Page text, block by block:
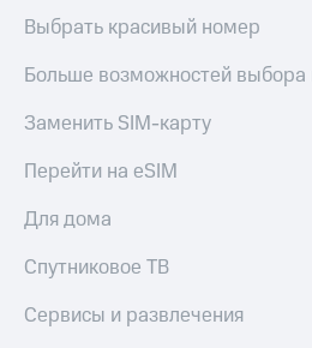
Выбрать красивый номер
Больше возможностей
Заменить SIM-карту
Перейти на eSIM
Для дома
Спутниковое ТВ
Сервисы и развлечения